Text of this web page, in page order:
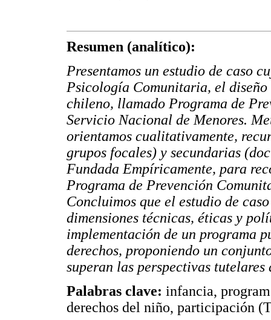
Resumen (analítico):
Presentamos un estudio de caso
Psicología Comunitaria, el
chileno, llamado Programa de
Servicio Nacional de Menores.
orientamos cualitativamente,
grupos focales) y secundarias
Fundada Empíricamente, para
Programa de Prevención
Concluimos que el estudio de
dimensiones técnicas, éticas y
implementación de un programa
derechos, proponiendo un
superan las perspectivas
Palabras clave: infancia,
derechos del niño, participación